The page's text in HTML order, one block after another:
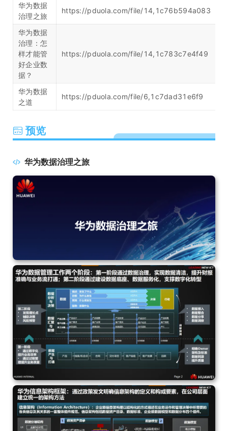
华为数据
治理之旅
https://pduola.com/file/14,1c76b594a083
华为数据
治理：怎
样才能管
好企业数
据？
https://pduola.com/file/14,1c783c7e4f49
华为数据
之道
https://pduola.com/file/6,1c7dad31e6f9
预览
华为数据治理之旅